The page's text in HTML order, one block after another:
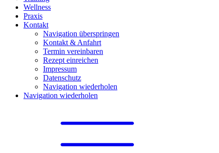
Wellness
Praxis
Kontakt
Navigation überspringen
Kontakt & Anfahrt
Termin vereinbaren
Rezept einreichen
Impressum
Datenschutz
Navigation wiederholen
Navigation wiederholen